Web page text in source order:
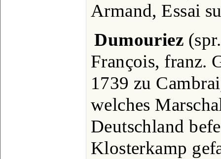
Armand, Essai
Dumouriez
François, franz.
1739 zu
welches
Deutschland
Klosterkamp